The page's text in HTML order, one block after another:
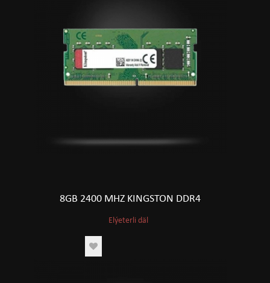
8GB 2400 MHZ KINGSTON DDR4
Elýeterli däl